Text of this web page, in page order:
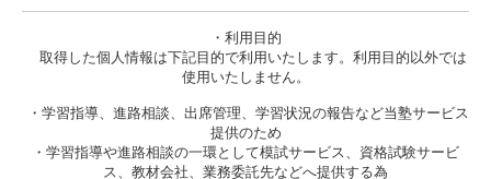
・利用目的
取得した個人情報は下記目的で利用いたします。利用目的以外では
使用いたしません。
・学習指導、進路相談、出席管理、学習状況の報告など当塾サービス
提供のため
・学習指導や進路相談の一環として模試サービス、資格試験サービ
ス、教材会社、業務委託先などへ提供する為